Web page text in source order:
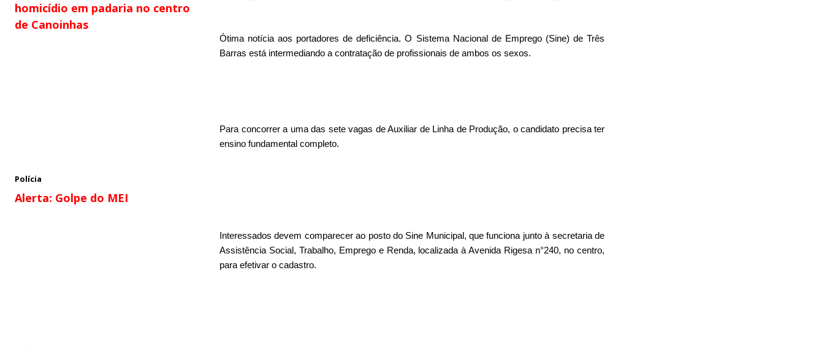
homicídio em padaria no centro
de Canoinhas
Polícia
Alerta: Golpe do MEI
Ótima notícia aos portadores de deficiência. O Sistema Nacional de Emprego (Sine) de Três
Barras está intermediando a contratação de profissionais de ambos os sexos.
Para concorrer a uma das sete vagas de Auxiliar de Linha de Produção, o candidato precisa ter
ensino fundamental completo.
Interessados devem comparecer ao posto do Sine Municipal, que funciona junto à secretaria de
Assistência Social, Trabalho, Emprego e Renda, localizada à Avenida Rigesa n°240, no centro,
para efetivar o cadastro.